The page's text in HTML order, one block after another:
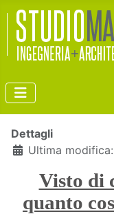
Dettagli
Ultima
Visto di
quanto